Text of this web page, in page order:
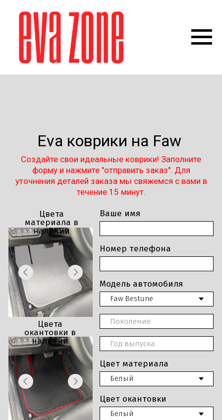
Ваше имя
Номер телефона
Модель автомобиля
Цвет материала
Цвет окантовки
Цвета
окантовки в
наличии
Цвета
материала в
наличии
Eva коврики на Faw
Создайте свои идеальные коврики! Заполните
форму и нажмите "отправить заказ". Для
уточнения деталей заказа мы свяжемся с вами в
течение 15 минут.